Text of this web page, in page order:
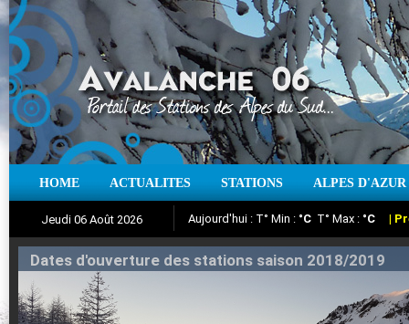
HOME ACTUALITES STATIONS ALPES D'AZUR
Jeudi 06 Août 2026
Aujourd'hui : T° Min : °CT° Max : °C |